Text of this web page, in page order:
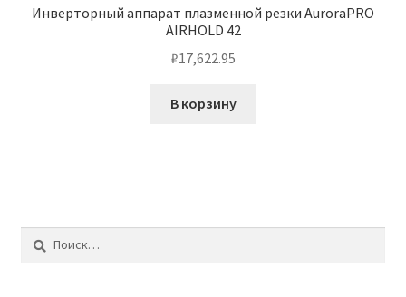
Инверторный аппарат плазменной резки AuroraPRO
AIRHOLD 42
₽17,622.95
В корзину
Найти: